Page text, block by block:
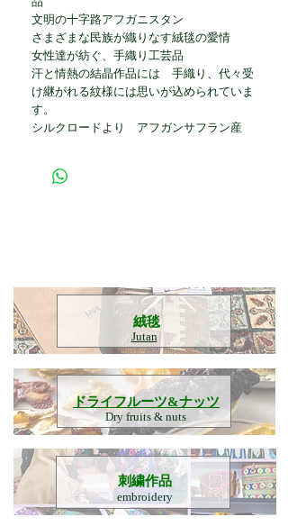
文明の十字路アフガニスタン
さまざまな民族が織りなす絨毯の愛情
女性達が紡ぐ、手織り工芸品
汗と情熱の結晶作品には 手織り、代々受
け継がれる紋様には思いが込められていま
す。
シルクロードより アフガンサフラン産
​絨毯
Jutan
​ドライフルーツ&ナッツ
Dry fruits & nuts
刺繍作品
embroidery